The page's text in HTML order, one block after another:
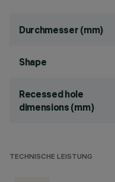
Durchmesser (mm)
Shape
Recessed hole
dimensions (mm)
TECHNISCHE LEISTUNG